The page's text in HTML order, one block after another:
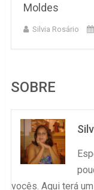
Moldes
Silvia Rosário
SOBRE
vocês. Aqui terá